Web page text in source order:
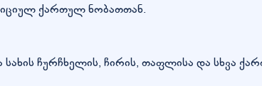
ქართულ ნობათთან.
ჩურჩხელის, ჩირის, თაფლისა და სხვა